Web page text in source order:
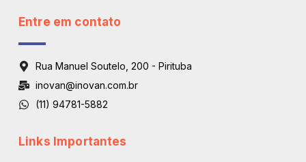
Entre em contato
Rua Manuel Soutelo, 200 - Pirituba
inovan@inovan.com.br
(11) 94781-5882
Links Importantes